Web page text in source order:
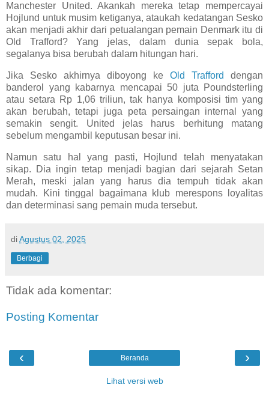
Manchester United. Akankah mereka tetap mempercayai
Hojlund untuk musim ketiganya, ataukah kedatangan Sesko
akan menjadi akhir dari petualangan pemain Denmark itu di
Old Trafford? Yang jelas, dalam dunia sepak bola,
segalanya bisa berubah dalam hitungan hari.
Jika Sesko akhirnya diboyong ke Old Trafford
dengan
banderol yang kabarnya mencapai 50 juta Poundsterling
atau setara Rp 1,06 triliun, tak hanya komposisi tim yang
akan berubah, tetapi juga peta persaingan internal yang
semakin sengit. United jelas harus berhitung matang
sebelum mengambil keputusan besar ini.
Namun satu hal yang pasti, Hojlund telah menyatakan
sikap. Dia ingin tetap menjadi bagian dari sejarah Setan
Merah, meski jalan yang harus dia tempuh tidak akan
mudah. Kini tinggal bagaimana klub merespons loyalitas
dan determinasi sang pemain muda tersebut.
diAgustus 02, 2025
Berbagi
Tidak ada komentar:
Posting Komentar
‹ ›
Beranda
Lihat versi web